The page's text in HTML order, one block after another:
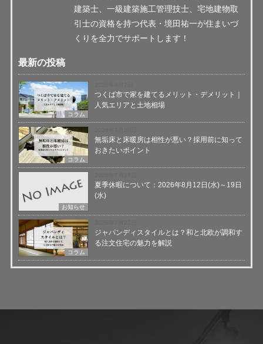
建築士、一級建築施工管理技士、宅地建物取
引士の資格を持つ代表・境田祐一が住まいづ
くりを全力でサポートします！
最新の投稿
コラム
つくば市で家を建てるメリット・デメリット｜
人気エリアと土地相場
コラム
無垢床と床暖房は相性が悪い？採用前に知って
おきたいポイント
お知らせ
夏季休暇について：2026年8月12日(水)～19日
(水)
コラム
ジャパンディスタイルとは？和と北欧が調和す
る注文住宅の魅力を解説